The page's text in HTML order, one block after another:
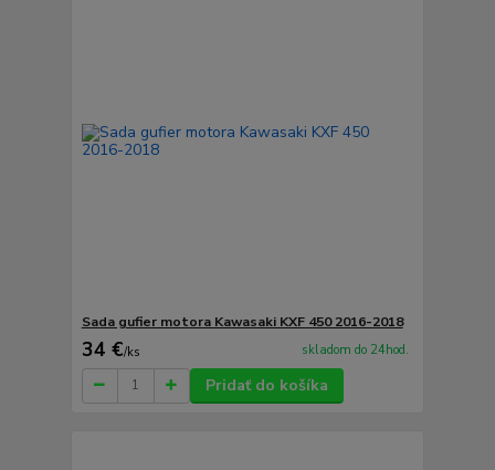
Sada gufier motora Kawasaki KXF 450 2016-2018
34 €/ks skladom do 24hod.
Pridať do košíka